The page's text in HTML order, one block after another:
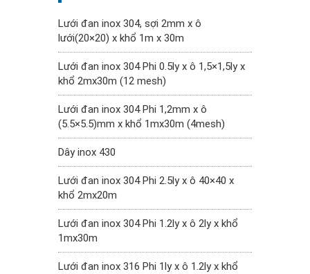
Lưới đan inox 304, sợi 2mm x ô
lưới(20×20) x khổ 1m x 30m
Lưới đan inox 304 Phi 0.5ly x ô 1,5×1,5ly x
khổ 2mx30m (12 mesh)
Lưới đan inox 304 Phi 1,2mm x ô
(5.5×5.5)mm x khổ 1mx30m (4mesh)
Dây inox 430
Lưới đan inox 304 Phi 2.5ly x ô 40×40 x
khổ 2mx20m
Lưới đan inox 304 Phi 1.2ly x ô 2ly x khổ
1mx30m
Lưới đan inox 316 Phi 1ly x ô 1.2ly x khổ